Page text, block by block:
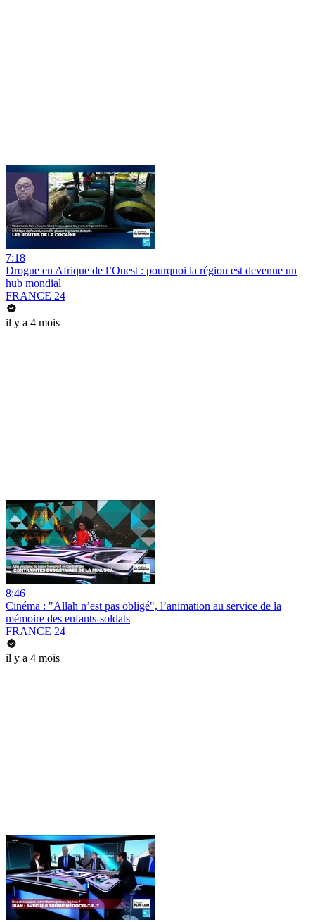
7:18
Drogue en Afrique de l’Ouest : pourquoi la région est devenue un
hub mondial
FRANCE 24
il y a 4 mois
8:46
Cinéma : "Allah n’est pas obligé", l’animation au service de la
mémoire des enfants-soldats
FRANCE 24
il y a 4 mois